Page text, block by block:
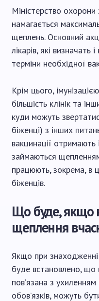
Міністерство
намагається
щеплень. Основний
лікарів, які визначать
терміни необхідної
Крім цього,
більшість клінік та
куди можуть
біженці) з інших
вакцинації отримають
займаються щепленням
працюють, зокрема, в
біженців.
Що буде, якщо
щеплення
Якщо при
буде встановлено, що
пов’язана з ухиленням
обов’язків, можуть